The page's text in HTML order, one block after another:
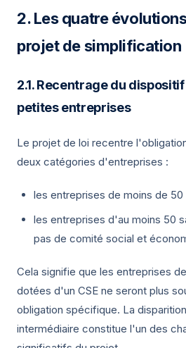
Les quatre
projet de simplification
Recentrage du
petites entreprises
Le projet de loi recentre
deux catégories d'entreprises :
les entreprises de moins de 50
les entreprises d'au moins 50
pas de comité social et
Cela signifie que les entreprises
dotées d'un CSE ne seront plus
obligation spécifique. La
intermédiaire constitue l'un des